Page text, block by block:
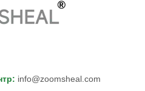
: info@zoomsheal.com